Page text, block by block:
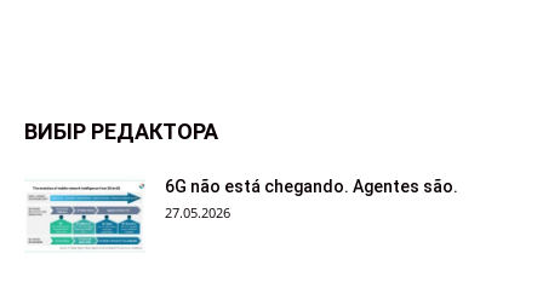
ВИБІР РЕДАКТОРА
6G não está chegando. Agentes são.
27.05.2026